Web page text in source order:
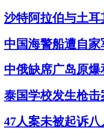
沙特阿拉伯与土
中国海警船遭自
中俄缺席广岛原
泰国学校发生枪
47人案未被起诉